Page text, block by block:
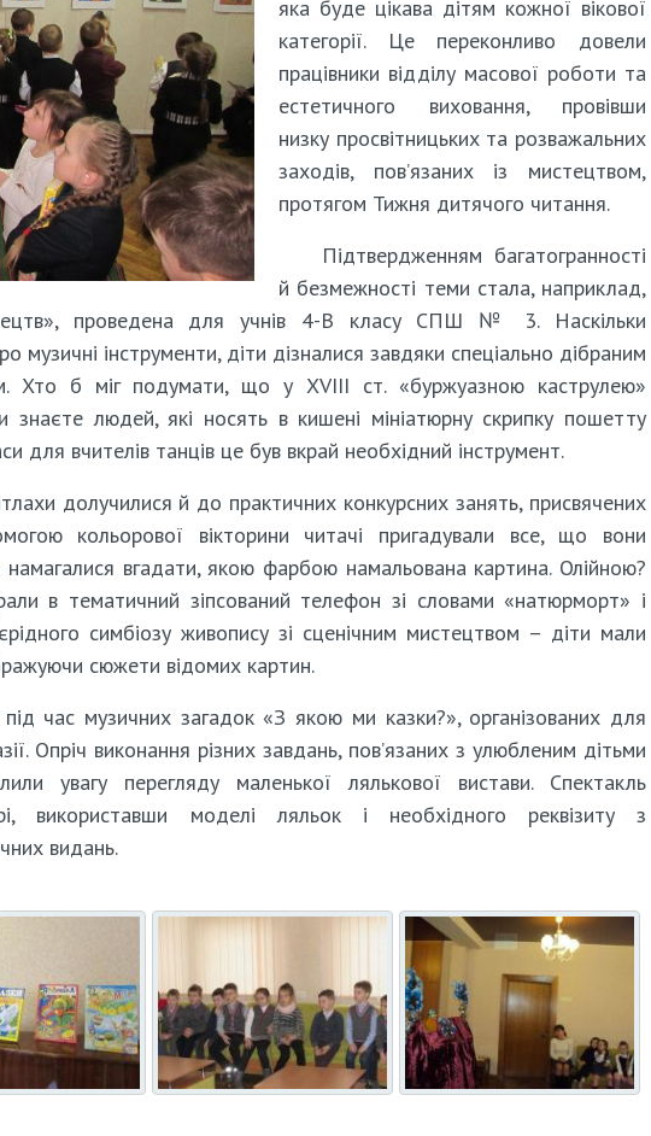
яка буде цікава дітям кожної вікової
категорії. Це переконливо довели
працівники відділу масової роботи та
естетичного виховання, провівши
низку просвітницьких та розважальних
заходів, пов’язаних із мистецтвом,
протягом Тижня дитячого читання.
Підтвердженням багатогранності
й безмежності теми стала, наприклад,
проведена для учнів 4-В класу СПШ № 3. Наскільки
інструменти, діти дізналися завдяки спеціально дібраним
Хто б міг подумати, що у XVIII ст. «буржуазною каструлею»
людей, які носять в кишені мініатюрну скрипку пошетту
вчителів танців це був вкрай необхідний інструмент.
долучилися й до практичних конкурсних занять, присвячених
кольорової вікторини читачі пригадували все, що вони
вгадати, якою фарбою намальована картина. Олійною?
в тематичний зіпсований телефон зі словами «натюрморт» і
симбіозу живопису зі сценічним мистецтвом – діти мали
сюжети відомих картин.
час музичних загадок «З якою ми казки?», організованих для
Опріч виконання різних завдань, пов’язаних з улюбленим дітьми
увагу перегляду маленької лялькової вистави. Спектакль
використавши моделі ляльок і необхідного реквізиту з
видань.